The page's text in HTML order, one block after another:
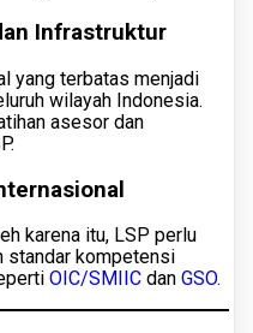
Infrastruktur
yang terbatas menjadi
wilayah Indonesia.
asesor dan
karena itu, LSP perlu
standar kompetensi
OIC/SMIIC dan GSO.